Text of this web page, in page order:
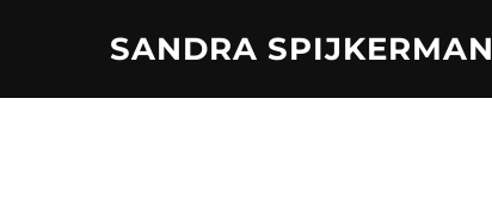
SANDRA SPIJKERMAN